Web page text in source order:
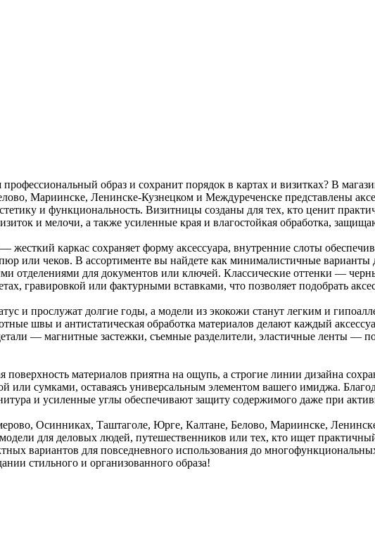
образ и сохранит порядок в картах и визитках? В
Мариинске, Ленинске-Кузнецком и Междуреченске представлены
и функциональность. Визитницы созданы для тех, кто ценит
и мелочи, а также усиленные края и влагостойкая обработка,
каркас сохраняет форму аксессуара, внутренние слоты
или чеков. В ассортименте вы найдете как минималистичные варианты
отделениями для документов или ключей. Классические оттенки —
гравировкой или фактурными вставками, что позволяет подобрать
и прослужат долгие годы, а модели из экокожи станут легким и
швы и антистатическая обработка материалов делают каждый
— магнитные застежки, съемные разделители, эластичные ленты —
поверхность материалов приятна на ощупь, а строгие линии дизайна
или сумками, оставаясь универсальным элементом вашего имиджа.
и усиленные углы обеспечивают защиту содержимого даже при
Осинниках, Таштаголе, Юрге, Калтане, Белово, Мариинске,
для деловых людей, путешественников или тех, кто ищет
вариантов для повседневного использования до
стильного и организованного образа!